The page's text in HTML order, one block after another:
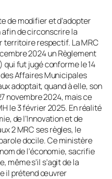
de modifier et d’adopter
de circonscrire la
territoire respectif. La MRC
2024 un Règlement
fut jugé conforme le 14
Affaires Municipales
adoptait, quand à elle, son
novembre 2024, mais ce
le 3 février 2025. En réalité
de l’Innovation et de
2 MRC ses règles, le
docile. Ce ministère
de l’économie, sacrifie
même s’il s’agit de la
il prétend œuvrer